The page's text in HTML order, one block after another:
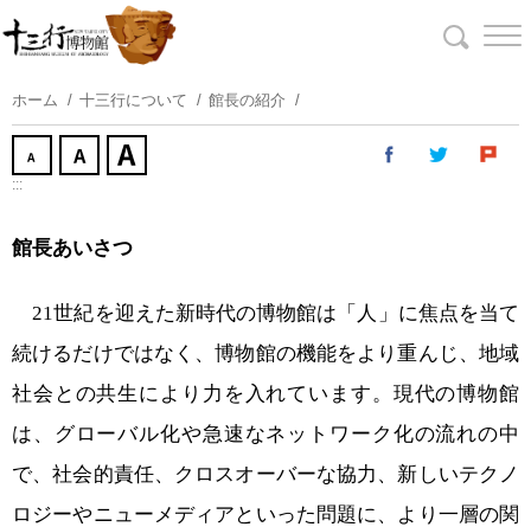
ン
ン
ツ
ス
ッ
ホーム 十三行について 館長の紹介
:::
館長あいさつ
21世紀を迎えた新時代の博物館は「人」に焦点を当て
続けるだけではなく、博物館の機能をより重んじ、地域
社会との共生により力を入れています。現代の博物館
は、グローバル化や急速なネットワーク化の流れの中
で、社会的責任、クロスオーバーな協力、新しいテクノ
ロジーやニューメディアといった問題に、より一層の関